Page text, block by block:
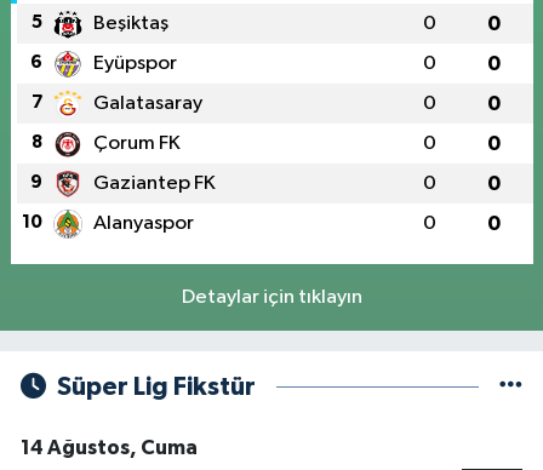
5 Beşiktaş 0 0
6 Eyüpspor 0 0
7 Galatasaray 0 0
8 Çorum FK 0 0
9 Gaziantep FK 0 0
10 Alanyaspor 0 0
Detaylar için tıklayın
Süper Lig Fikstür
14 Ağustos, Cuma